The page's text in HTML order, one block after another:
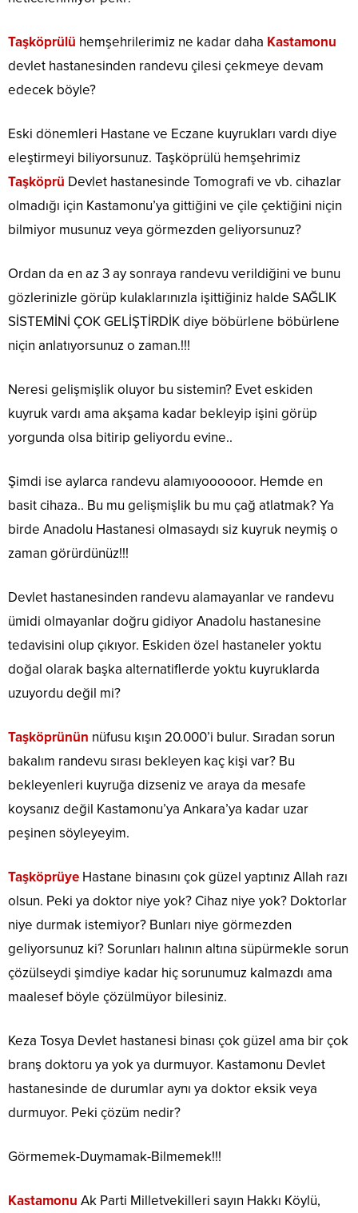
Taşköprülü hemşehrilerimiz ne kadar daha Kastamonu
devlet hastanesinden randevu çilesi çekmeye devam
edecek böyle?
Eski dönemleri Hastane ve Eczane kuyrukları vardı diye
eleştirmeyi biliyorsunuz. Taşköprülü hemşehrimiz
Taşköprü Devlet hastanesinde Tomografi ve vb. cihazlar
olmadığı için Kastamonu’ya gittiğini ve çile çektiğini niçin
bilmiyor musunuz veya görmezden geliyorsunuz?
Ordan da en az 3 ay sonraya randevu verildiğini ve bunu
gözlerinizle görüp kulaklarınızla işittiğiniz halde SAĞLIK
SİSTEMİNİ ÇOK GELİŞTİRDİK diye böbürlene böbürlene
niçin anlatıyorsunuz o zaman.!!!
Neresi gelişmişlik oluyor bu sistemin? Evet eskiden
kuyruk vardı ama akşama kadar bekleyip işini görüp
yorgunda olsa bitirip geliyordu evine..
Şimdi ise aylarca randevu alamıyoooooor. Hemde en
basit cihaza.. Bu mu gelişmişlik bu mu çağ atlatmak? Ya
birde Anadolu Hastanesi olmasaydı siz kuyruk neymiş o
zaman görürdünüz!!!
Devlet hastanesinden randevu alamayanlar ve randevu
ümidi olmayanlar doğru gidiyor Anadolu hastanesine
tedavisini olup çıkıyor. Eskiden özel hastaneler yoktu
doğal olarak başka alternatiflerde yoktu kuyruklarda
uzuyordu değil mi?
Taşköprünün nüfusu kışın 20.000’i bulur. Sıradan sorun
bakalım randevu sırası bekleyen kaç kişi var? Bu
bekleyenleri kuyruğa dizseniz ve araya da mesafe
koysanız değil Kastamonu’ya Ankara’ya kadar uzar
peşinen söyleyeyim.
Taşköprüye Hastane binasını çok güzel yaptınız Allah razı
olsun. Peki ya doktor niye yok? Cihaz niye yok? Doktorlar
niye durmak istemiyor? Bunları niye görmezden
geliyorsunuz ki? Sorunları halının altına süpürmekle sorun
çözülseydi şimdiye kadar hiç sorunumuz kalmazdı ama
maalesef böyle çözülmüyor bilesiniz.
Keza Tosya Devlet hastanesi binası çok güzel ama bir çok
branş doktoru ya yok ya durmuyor. Kastamonu Devlet
hastanesinde de durumlar aynı ya doktor eksik veya
durmuyor. Peki çözüm nedir?
Görmemek-Duymamak-Bilmemek!!!
Kastamonu Ak Parti Milletvekilleri sayın Hakkı Köylü,